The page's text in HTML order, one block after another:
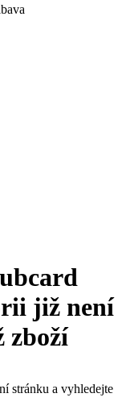
již není
zboží
stránku a vyhledejte